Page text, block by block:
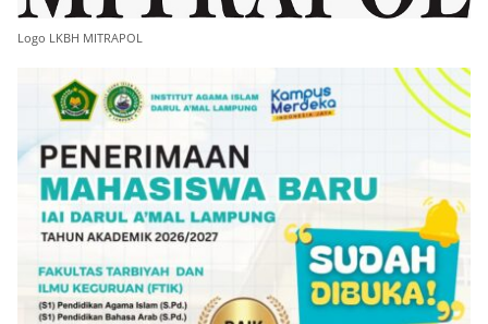
Logo LKBH MITRAPOL